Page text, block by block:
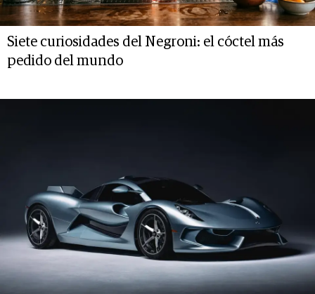
Siete curiosidades del Negroni: el cóctel más
pedido del mundo